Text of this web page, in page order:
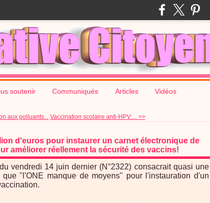
soutenir Communiqués Articles Vidéos
aux polluants... Vaccination scolaire anti-HPV:... >>
d'euros pour instaurer un carnet électronique de
améliorer réellement la sécurité des vaccins!
vendredi 14 juin dernier (N°2322) consacrait quasi une
"l'ONE manque de moyens" pour l'instauration d'un